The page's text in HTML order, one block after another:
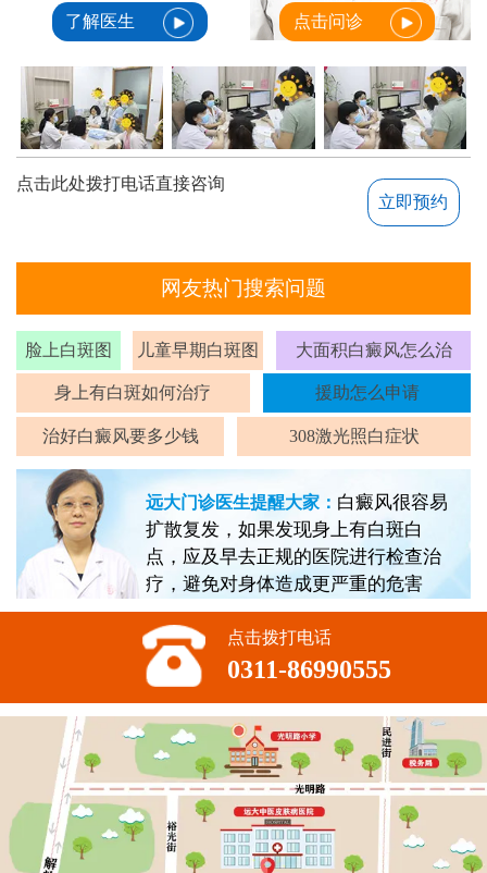
了解医生 点击问诊
点击此处拨打电话直接咨询
立即预约
网友热门搜索问题
脸上白斑图 儿童早期白斑图 大面积白癜风怎么治
身上有白斑如何治疗 援助怎么申请
治好白癜风要多少钱 308激光照白症状
远大门诊医生提醒大家： 白癜风很容易
扩散复发，如果发现身上有白斑白
点，应及早去正规的医院进行检查治
疗，避免对身体造成更严重的危害
点击拨打电话
0311-86990555